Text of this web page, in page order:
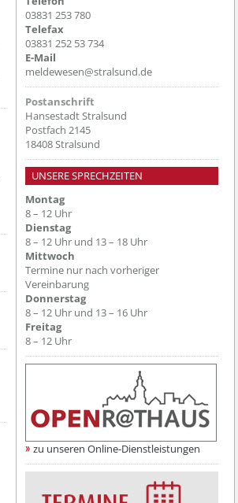
03831 253 780
Telefax
03831 252 53 734
E-Mail
meldewesen@stralsund.de
Postanschrift
Hansestadt Stralsund
Postfach 2145
18408 Stralsund
UNSERE SPRECHZEITEN
Montag
8 – 12 Uhr
Dienstag
8 – 12 Uhr und 13 – 18 Uhr
Mittwoch
Termine nur nach vorheriger
Vereinbarung
Donnerstag
8 – 12 Uhr und 13 – 16 Uhr
Freitag
8 – 12 Uhr
zu unseren Online-Dienstleistungen